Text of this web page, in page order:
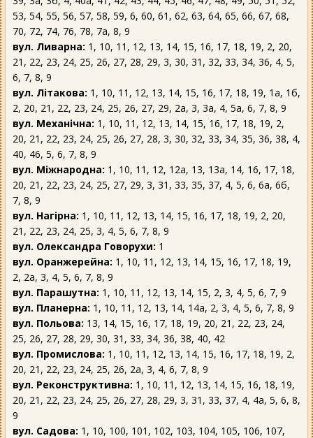
53, 54, 55, 56, 57, 58, 59, 6, 60, 61, 62, 63, 64, 65, 66, 67, 68,
70, 72, 74, 76, 78, 7а, 8, 9
вул. Ливарна: 1, 10, 11, 12, 13, 14, 15, 16, 17, 18, 19, 2, 20,
21, 22, 23, 24, 25, 26, 27, 28, 29, 3, 30, 31, 32, 33, 34, 36, 4, 5,
6, 7, 8, 9
вул. Літакова: 1, 10, 11, 12, 13, 14, 15, 16, 17, 18, 19, 1а, 1б,
2, 20, 21, 22, 23, 24, 25, 26, 27, 29, 2а, 3, 3а, 4, 5а, 6, 7, 8, 9
вул. Механічна: 1, 10, 11, 12, 13, 14, 15, 16, 17, 18, 19, 2,
20, 21, 22, 23, 24, 25, 26, 27, 28, 3, 30, 32, 33, 34, 35, 36, 38, 4,
40, 46, 5, 6, 7, 8, 9
вул. Міжнародна: 1, 10, 11, 12, 12а, 13, 13а, 14, 16, 17, 18,
20, 21, 22, 23, 24, 25, 27, 29, 3, 31, 33, 35, 37, 4, 5, 6, 6а, 6б,
7, 8, 9
вул. Нагірна: 1, 10, 11, 12, 13, 14, 15, 16, 17, 18, 19, 2, 20,
21, 22, 23, 24, 25, 3, 4, 5, 6, 7, 8, 9
вул. Олександра Говорухи: 1
вул. Оранжерейна: 1, 10, 11, 12, 13, 14, 15, 16, 17, 18, 19,
2, 2а, 3, 4, 5, 6, 7, 8, 9
вул. Парашутна: 1, 10, 11, 12, 13, 14, 15, 2, 3, 4, 5, 6, 7, 9
вул. Планерна: 1, 10, 11, 12, 13, 14, 14а, 2, 3, 4, 5, 6, 7, 8, 9
вул. Польова: 13, 14, 15, 16, 17, 18, 19, 20, 21, 22, 23, 24,
25, 26, 27, 28, 29, 30, 31, 33, 34, 36, 38, 40, 42
вул. Промислова: 1, 10, 11, 12, 13, 14, 15, 16, 17, 18, 19, 2,
20, 21, 22, 23, 24, 25, 26, 2а, 3, 4, 6, 7, 8, 9
вул. Реконструктивна: 1, 10, 11, 12, 13, 14, 15, 16, 18, 19,
20, 21, 22, 23, 24, 25, 26, 27, 28, 29, 3, 31, 33, 37, 4, 4а, 5, 6, 8,
9
вул. Садова: 1, 10, 100, 101, 102, 103, 104, 105, 106, 107,